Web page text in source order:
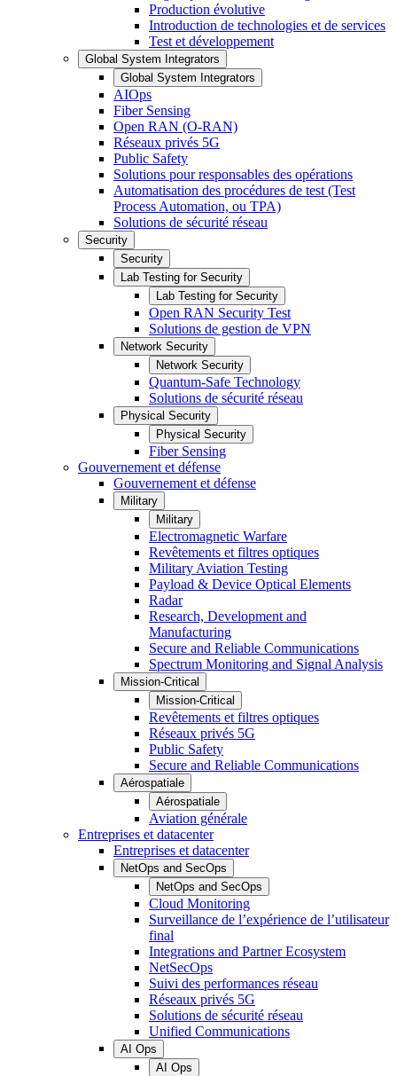
Production évolutive
Introduction de technologies et de services
Test et développement
Global System Integrators
Global System Integrators
AIOps
Fiber Sensing
Open RAN (O-RAN)
Réseaux privés 5G
Public Safety
Solutions pour responsables des opérations
Automatisation des procédures de test (Test
Process Automation, ou TPA)
Solutions de sécurité réseau
Security
Security
Lab Testing for Security
Lab Testing for Security
Open RAN Security Test
Solutions de gestion de VPN
Network Security
Network Security
Quantum-Safe Technology
Solutions de sécurité réseau
Physical Security
Physical Security
Fiber Sensing
Gouvernement et défense
Gouvernement et défense
Military
Military
Electromagnetic Warfare
Revêtements et filtres optiques
Military Aviation Testing
Payload & Device Optical Elements
Radar
Research, Development and
Manufacturing
Secure and Reliable Communications
Spectrum Monitoring and Signal Analysis
Mission-Critical
Mission-Critical
Revêtements et filtres optiques
Réseaux privés 5G
Public Safety
Secure and Reliable Communications
Aérospatiale
Aérospatiale
Aviation générale
Entreprises et datacenter
Entreprises et datacenter
NetOps and SecOps
NetOps and SecOps
Cloud Monitoring
Surveillance de l’expérience de l’utilisateur
final
Integrations and Partner Ecosystem
NetSecOps
Suivi des performances réseau
Réseaux privés 5G
Solutions de sécurité réseau
Unified Communications
AI Ops
AI Ops